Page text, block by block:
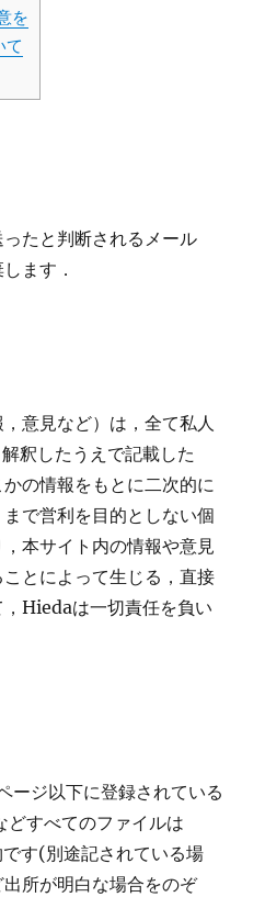
を
て
たと判断されるメール
ます．
意見など）は，全て私人
釈したうえで記載した
の情報をもとに二次的に
で営利を目的としない個
本サイト内の情報や意見
とによって生じる，直接
Hiedaは一切責任を負い
ージ以下に登録されている
どすべてのファイルは
す(別途記されている場
所が明白な場合をのぞ